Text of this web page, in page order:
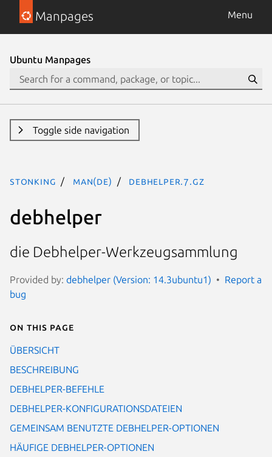
Manpages Menu
Ubuntu Manpages
Toggle side navigation
stonking man(de) debhelper.7.gz
debhelper
die Debhelper-Werkzeugsammlung
Provided by: debhelper (Version: 14.3ubuntu1)
Report a
bug
On this page
ÜBERSICHT
BESCHREIBUNG
DEBHELPER-BEFEHLE
DEBHELPER-KONFIGURATIONSDATEIEN
GEMEINSAM BENUTZTE DEBHELPER-OPTIONEN
HÄUFIGE DEBHELPER-OPTIONEN